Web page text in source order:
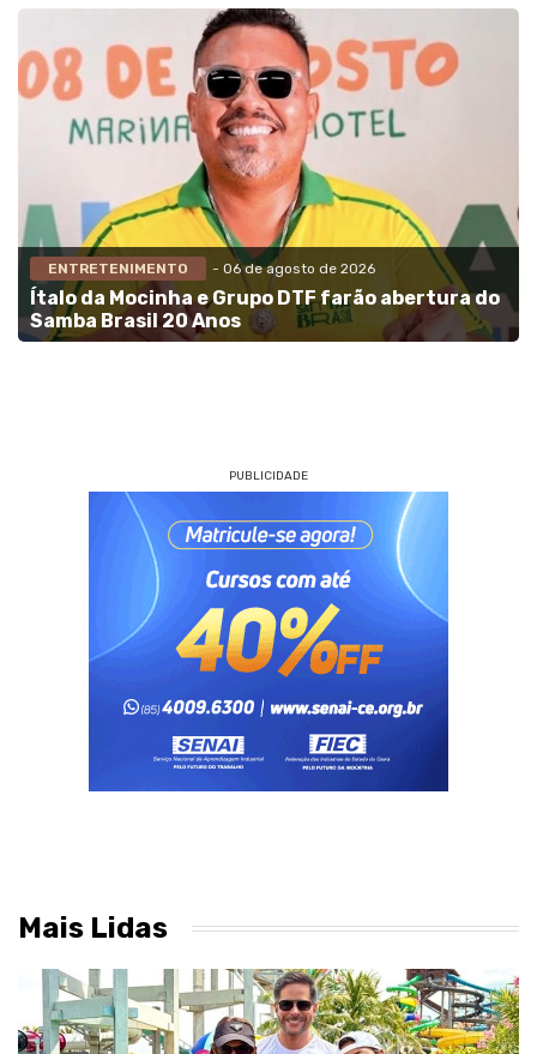
ENTRETENIMENTO - 06 de agosto de 2026
Ítalo da Mocinha e Grupo DTF farão abertura do
Samba Brasil 20 Anos
PUBLICIDADE
Mais Lidas